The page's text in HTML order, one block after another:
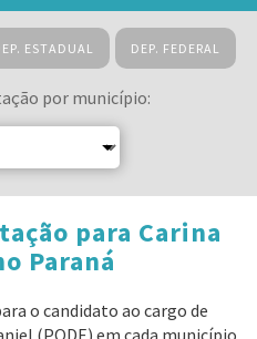
ESTADUAL DEP. FEDERAL
por município:
para Carina
Paraná
o candidato ao cargo de
(PODE) em cada município